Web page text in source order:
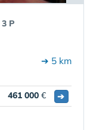
P
➔ 5 km
461 000 € ➔